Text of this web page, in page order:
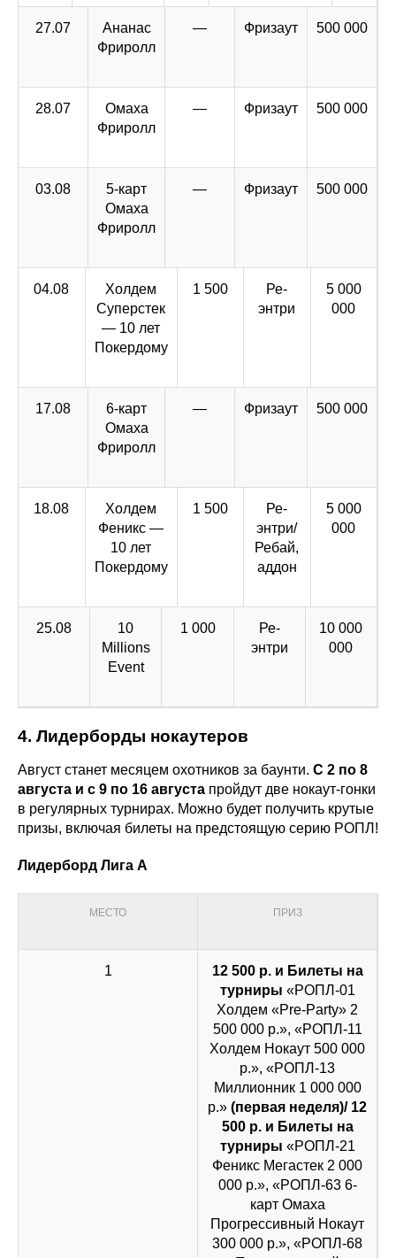
27.07
Ананас
Фриролл
— Фризаут 500 000
28.07
Омаха
Фриролл
— Фризаут 500 000
03.08
5-карт
Омаха
Фриролл
— Фризаут 500 000
04.08
Холдем
Суперстек
— 10 лет
Покердому
1 500
Ре-
энтри
5 000
000
17.08
6-карт
Омаха
Фриролл
— Фризаут 500 000
18.08
Холдем
Феникс —
10 лет
Покердому
1 500
Ре-
энтри/
Ребай,
аддон
5 000
000
25.08
10
Millions
Event
1 000
Ре-
энтри
10 000
000
4. Лидерборды нокаутеров
Август станет месяцем охотников за баунти. С 2 по 8
августа и с 9 по 16 августа пройдут две нокаут-гонки
в регулярных турнирах. Можно будет получить крутые
призы, включая билеты на предстоящую серию РОПЛ!
Лидерборд Лига А
МЕСТО ПРИЗ
1
12 500 р. и Билеты на
турниры «РОПЛ-01
Холдем «Pre-Party» 2
500 000 р.», «РОПЛ-11
Холдем Нокаут 500 000
р.», «РОПЛ-13
Миллионник 1 000 000
р.» (первая неделя)/ 12
500 р. и Билеты на
турниры «РОПЛ-21
Феникс Мегастек 2 000
000 р.», «РОПЛ-63 6-
карт Омаха
Прогрессивный Нокаут
300 000 р.», «РОПЛ-68